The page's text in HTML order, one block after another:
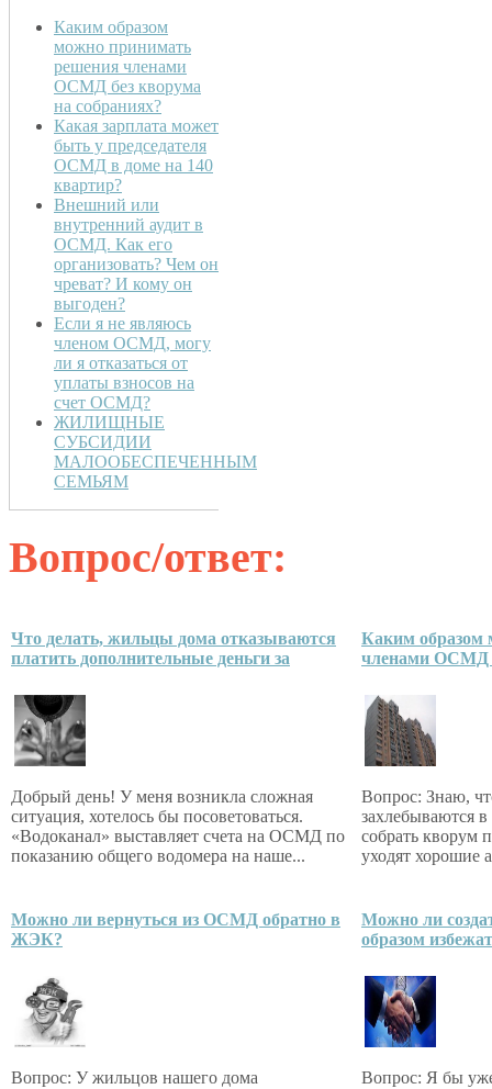
Каким образом
можно принимать
решения членами
ОСМД без кворума
на собраниях?
Какая зарплата может
быть у председателя
ОСМД в доме на 140
квартир?
Внешний или
внутренний аудит в
ОСМД. Как его
организовать? Чем он
чреват? И кому он
выгоден?
Если я не являюсь
членом ОСМД, могу
ли я отказаться от
уплаты взносов на
счет ОСМД?
ЖИЛИЩНЫЕ
СУБСИДИИ
МАЛООБЕСПЕЧЕННЫМ
СЕМЬЯМ
Вопрос/ответ:
Что делать, жильцы дома отказываются
платить дополнительные деньги за
Добрый день! У меня возникла сложная
ситуация, хотелось бы посоветоваться.
«Водоканал» выставляет счета на ОСМД по
показанию общего водомера на наше...
Каким образом
членами ОСМД
Вопрос: Знаю,
захлебываются
собрать кворум
уходят хорошие
Можно ли вернуться из ОСМД обратно в
ЖЭК?
Вопрос: У жильцов нашего дома
Можно ли
образом
Вопрос: Я бы